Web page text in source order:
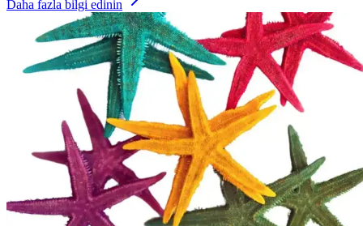
Daha fazla bilgi edinin